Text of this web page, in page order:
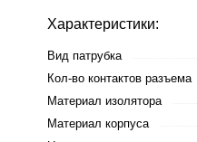
Характеристики:
Вид патрубка
Кол-во контактов разъема
Материал изолятора
Материал корпуса